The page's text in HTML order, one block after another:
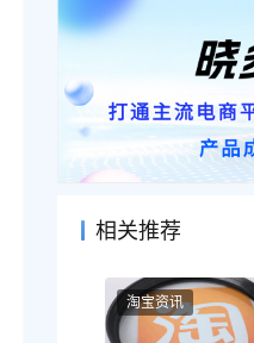
相关推荐
淘宝资讯